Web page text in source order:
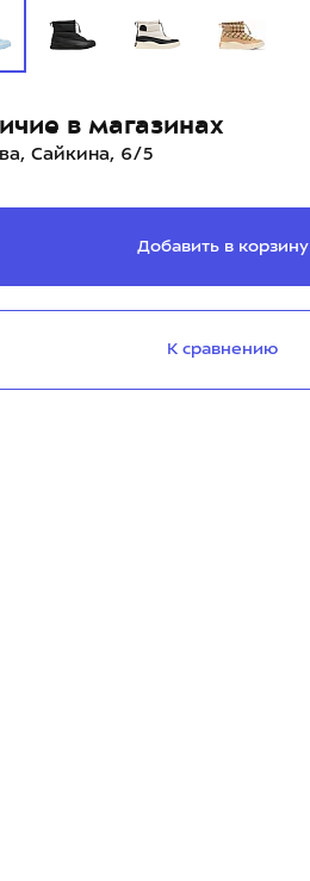
в магазинах
Сайкина, 6/5
Добавить в корзину
К сравнению